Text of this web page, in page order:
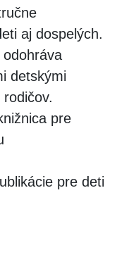
aj dospelých.
detskými
pre
pre deti